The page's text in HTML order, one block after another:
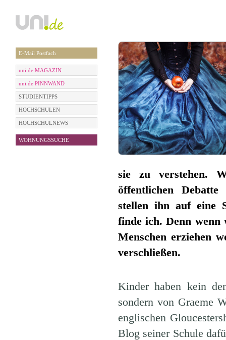
E-Mail Postfach
uni.de MAGAZIN
uni.de PINNWAND
STUDIENTIPPS
HOCHSCHULEN
HOCHSCHULNEWS
WOHNUNGSSUCHE
sie zu verstehen.
öffentlichen
stellen ihn auf eine
finde ich. Denn wenn
Menschen erziehen
verschließen.
Kinder haben kein
sondern von Graeme
englischen
Blog seiner Schule